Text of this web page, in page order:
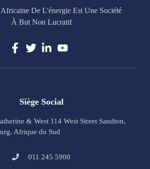
De L'énergie Est Une Société
À But Non Lucratif
Siège Social
& West 114 West Street Sandton,
Afrique du Sud
011 245 5900